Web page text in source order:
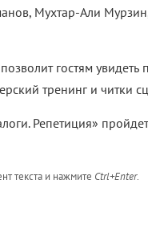
Мухтар-Али
гостям
тренинг и читки
Репетиция»
текста и нажмите Ctrl+Enter.